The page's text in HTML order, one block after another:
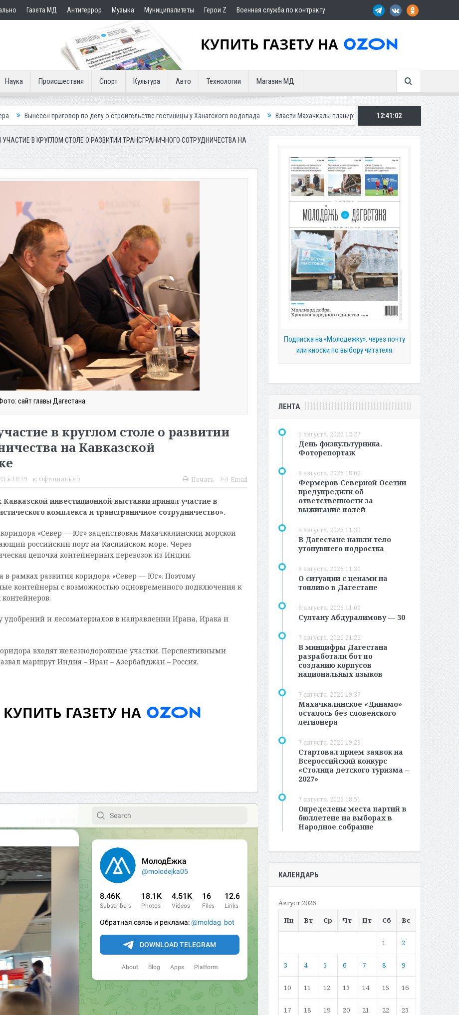
Газета МД Антитеррор Музыка Муниципалитеты Герои Z Военная служба по контракту
Наука Происшествия Спорт Культура Авто Технологии Магазин МД
по делу о строительстве гостиницы у Ханагского водопада Власти Махачкалы планирует внедрить новую систему для улучшения ситуации с
12:41:04
В КРУГЛОМ СТОЛЕ О РАЗВИТИИ ТРАНСГРАНИЧНОГО СОТРУДНИЧЕСТВА НА
сайт главы Дагестана.
в круглом столе о развитии
на Кавказской
в 18:19 в: Официально Печать Email
инвестиционной выставки принял участие в
комплекса и трансграничное сотрудничество».
коридора «Север — Юг» задействован Махачкалинский морской
российский порт на Каспийском море. Через
цепочка контейнерных перевозок из Индии.
в рамках развития коридора «Север — Юг». Поэтому
контейнеры с возможностью одновременного подключения к
удобрений и лесоматериалов в направлении Ирана, Ирака и
входят железнодорожные участки. Перспективными
маршрут Индия – Иран – Азербайджан – Россия.
Подписка на «Молодежку»: через почту
или киоски по выбору читателя
ЛЕНТА
9 августа, 2026 12:27
День физкультурника.
Фоторепортаж
8 августа, 2026 18:02
Фермеров Северной Осетии
предупредили об
ответственности за
выжигание полей
8 августа, 2026 11:30
В Дагестане нашли тело
утонувшего подростка
8 августа, 2026 11:30
О ситуации с ценами на
топливо в Дагестане
8 августа, 2026 11:00
Султану Абдуралимову — 30
7 августа, 2026 21:22
В минцифры Дагестана
разработали бот по
созданию корпусов
национальных языков
7 августа, 2026 19:37
Махачкалинское «Динамо»
осталось без словенского
легионера
7 августа, 2026 19:29
Стартовал прием заявок на
Всероссийский конкурс
«Столица детского туризма –
2027»
7 августа, 2026 18:51
Определены места партий в
бюллетене на выборах в
Народное собрание
КАЛЕНДАРЬ
Август 2026
Пн
Вт Ср Чт Пт Сб Вс
1 2
3 4 5 6 7 8 9
10 11 12 13 14 15 16
17 18 19 20 21 22 23